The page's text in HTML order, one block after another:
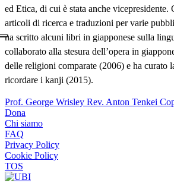
ed Etica, di cui è stata anche vicepresidente.
articoli di ricerca e traduzioni per varie
ha scritto alcuni libri in giapponese sulla
collaborato alla stesura dell’opera in
delle religioni comparate (2006) e ha curato
ricordare i kanji (2015).
Prof. George Wrisley Rev. Anton Tenkei
Dona
Chi siamo
FAQ
Privacy Policy
Cookie Policy
TOS